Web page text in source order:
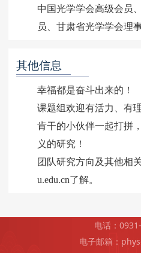
中国光学学会高级会员
员、甘肃省光学学会理
其他信息
幸福都是奋斗出来的！
课题组欢迎有活力、有
肯干的小伙伴一起打拼
义的研究！
团队研究方向及其他相
u.edu.cn了解。
电话：
电子邮箱：